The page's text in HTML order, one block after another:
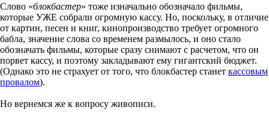
Слово «блокбастер» тоже изначально обозначало фильмы,
которые УЖЕ собрали огромную кассу. Но, поскольку, в отличие
от картин, песен и книг, кинопроизводство требует огромного
бабла, значение слова со временем размылось, и оно стало
обозначать фильмы, которые сразу снимают с расчетом, что он
порвет кассу, и поэтому закладывают ему гигантский бюджет.
(Однако это не страхует от того, что блокбастер станет кассовым
провалом).
Но вернемся же к вопросу живописи.